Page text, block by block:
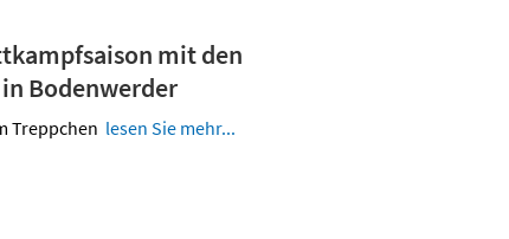
mit den
Bodenwerder
Treppchen lesen Sie mehr...